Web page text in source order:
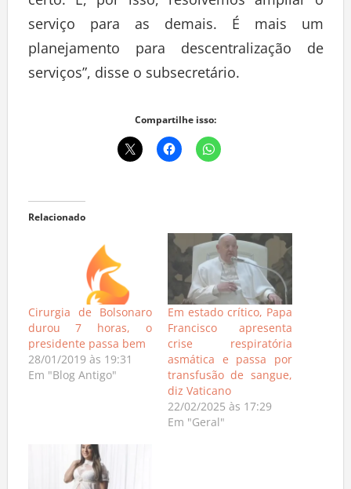
serviço para as demais. É mais um
planejamento para descentralização de
serviços”, disse o subsecretário.
Compartilhe isso:
Relacionado
Cirurgia de Bolsonaro
durou 7 horas, o
presidente passa bem
28/01/2019 às 19:31
Em "Blog Antigo"
Em estado crítico, Papa
Francisco apresenta
crise respiratória
asmática e passa por
transfusão de sangue,
diz Vaticano
22/02/2025 às 17:29
Em "Geral"